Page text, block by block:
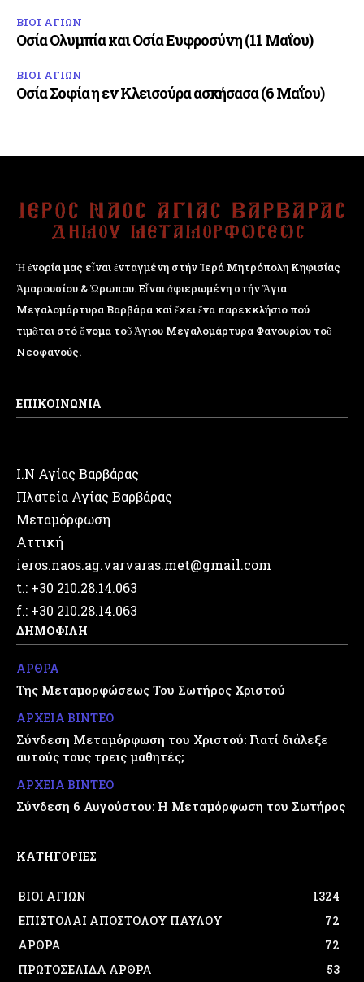
ΒΙΟΙ ΑΓΙΩΝ
Οσία Ολυμπία και Οσία Ευφροσύνη (11 Μαΐου)
ΒΙΟΙ ΑΓΙΩΝ
Οσία Σοφία η εν Κλεισούρα ασκήσασα (6 Μαΐου)
Ἡ ἐνορία μας εἶναι ἐνταγμένη στήν Ἱερά Μητρόπολη Κηφισίας
Ἁμαρουσίου & Ὠρωπου. Εἶναι ἀφιερωμένη στήν Ἅγια
Μεγαλομάρτυρα Βαρβάρα καί ἔχει ἕνα παρεκκλήσιο πού
τιμᾶται στό ὄνομα τοῦ Ἁγιου Μεγαλομάρτυρα Φανουρίου τοῦ
Νεοφανούς.
ΕΠΙΚΟΙΝΩΝΙΑ
Ι.Ν Αγίας Βαρβάρας
Πλατεία Αγίας Βαρβάρας
Μεταμόρφωση
Αττική
ieros.naos.ag.varvaras.met@gmail.com
t.: +30 210.28.14.063
f.: +30 210.28.14.063
ΔΗΜΟΦΙΛΗ
ΑΡΘΡΑ
Της Μεταμορφώσεως Του Σωτήρος Χριστού
ΑΡΧΕΙΑ ΒΙΝΤΕΟ
Σύνδεση Μεταμόρφωση του Χριστού: Γιατί διάλεξε
αυτούς τους τρεις μαθητές;
ΑΡΧΕΙΑ ΒΙΝΤΕΟ
Σύνδεση 6 Αυγούστου: Η Μεταμόρφωση του Σωτήρος
ΚΑΤΗΓΟΡΙΕΣ
ΒΙΟΙ ΑΓΙΩΝ
1324
ΕΠΙΣΤΟΛΑΙ ΑΠΟΣΤΟΛΟΥ ΠΑΥΛΟΥ
72
ΑΡΘΡΑ
72
ΠΡΩΤΟΣΕΛΙΔΑ ΑΡΘΡΑ
53